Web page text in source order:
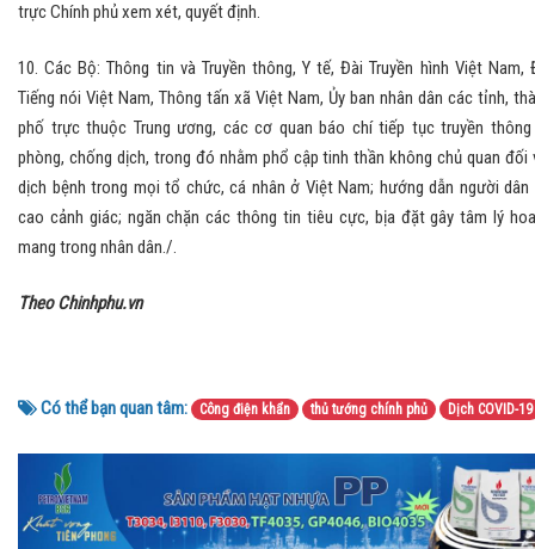
trực Chính phủ xem xét, quyết định.
10. Các Bộ: Thông tin và Truyền thông, Y tế, Đài Truyền hình Việt Nam,
Tiếng nói Việt Nam, Thông tấn xã Việt Nam, Ủy ban nhân dân các tỉnh,
phố trực thuộc Trung ương, các cơ quan báo chí tiếp tục truyền thông
phòng, chống dịch, trong đó nhằm phổ cập tinh thần không chủ quan đối
dịch bệnh trong mọi tổ chức, cá nhân ở Việt Nam; hướng dẫn người dân
cao cảnh giác; ngăn chặn các thông tin tiêu cực, bịa đặt gây tâm lý
mang trong nhân dân./.
Theo Chinhphu.vn
Có thể bạn quan tâm: Công điện khẩn thủ tướng chính phủ Dịch COVID-19